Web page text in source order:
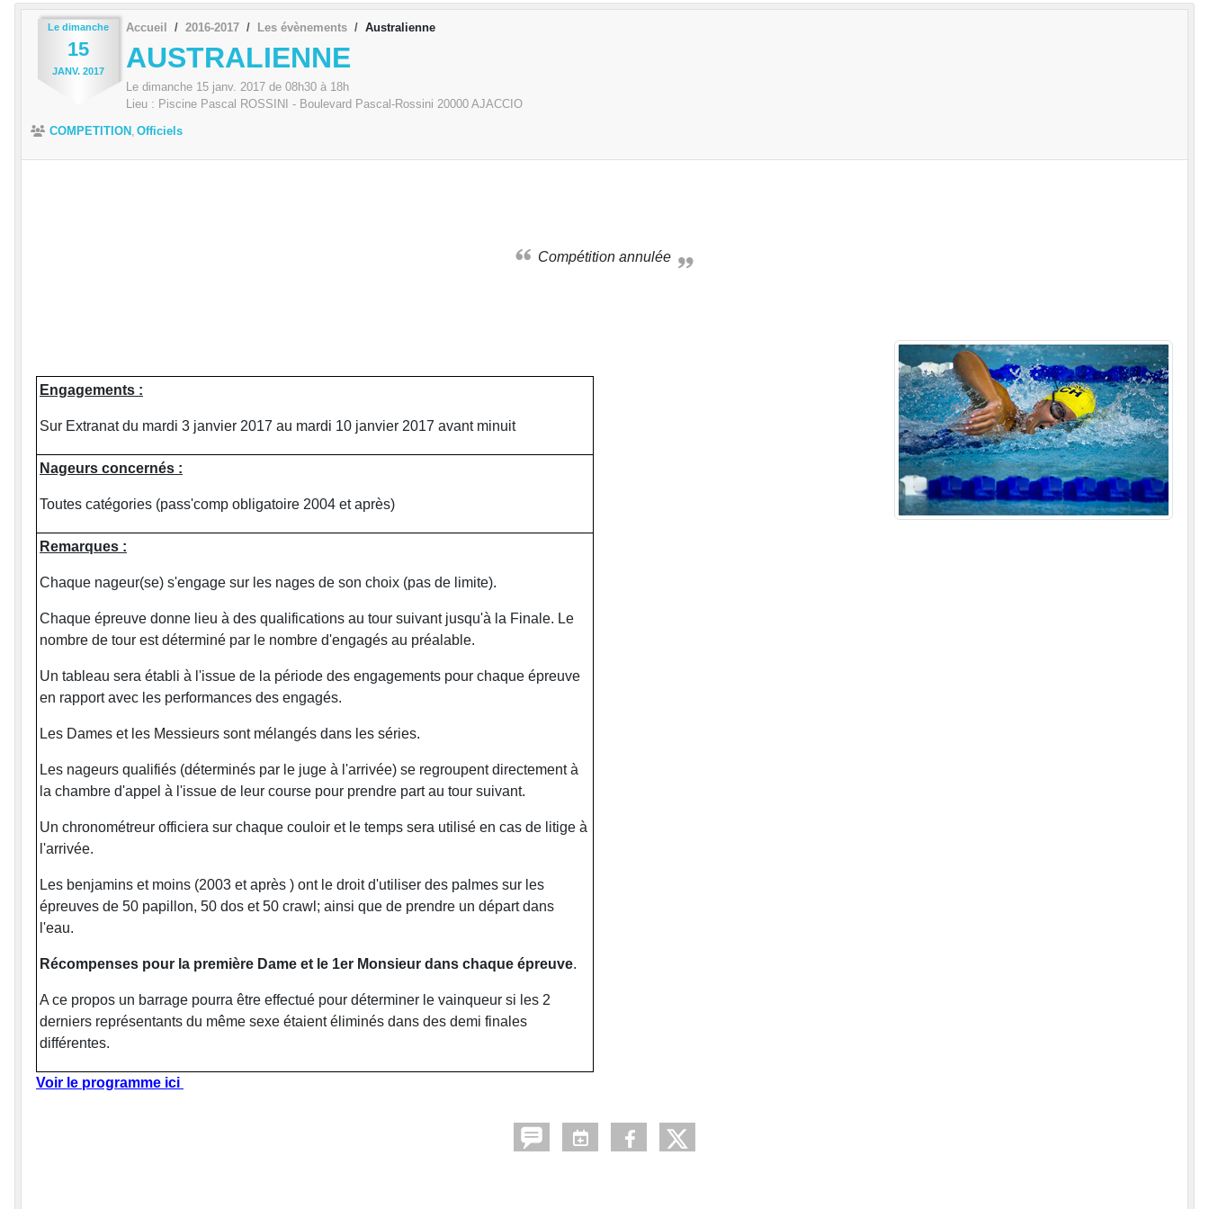
Le dimanche
15
JANV. 2017
Accueil 2016-2017 Les évènements Australienne
AUSTRALIENNE
Le dimanche 15 janv. 2017 de 08h30 à 18h
Lieu : Piscine Pascal ROSSINI - Boulevard Pascal-Rossini 20000 AJACCIO
COMPETITION Officiels
Compétition annulée
Engagements :
Sur Extranat du mardi 3 janvier 2017 au mardi 10 janvier 2017 avant minuit
Nageurs concernés :
Toutes catégories (pass'comp obligatoire 2004 et après)
Remarques :
Chaque nageur(se) s'engage sur les nages de son choix (pas de limite).
Chaque épreuve donne lieu à des qualifications au tour suivant jusqu'à la Finale. Le
nombre de tour est déterminé par le nombre d'engagés au préalable.
Un tableau sera établi à l'issue de la période des engagements pour chaque épreuve
en rapport avec les performances des engagés.
Les Dames et les Messieurs sont mélangés dans les séries.
Les nageurs qualifiés (déterminés par le juge à l'arrivée) se regroupent directement à
la chambre d'appel à l'issue de leur course pour prendre part au tour suivant.
Un chronométreur officiera sur chaque couloir et le temps sera utilisé en cas de litige à
l'arrivée.
Les benjamins et moins (2003 et après ) ont le droit d'utiliser des palmes sur les
épreuves de 50 papillon, 50 dos et 50 crawl; ainsi que de prendre un départ dans
l'eau.
Récompenses pour la première Dame et le 1er Monsieur dans chaque épreuve.
A ce propos un barrage pourra être effectué pour déterminer le vainqueur si les 2
derniers représentants du même sexe étaient éliminés dans des demi finales
différentes.
Voir le programme ici